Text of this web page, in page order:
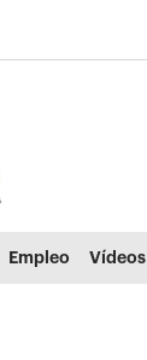
Empleo Vídeos